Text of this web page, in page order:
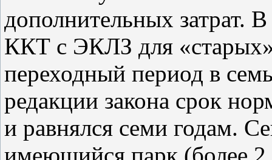
дополнительных затрат.
ККТ с ЭКЛЗ для
переходный период в
редакции закона срок
и равнялся семи годам.